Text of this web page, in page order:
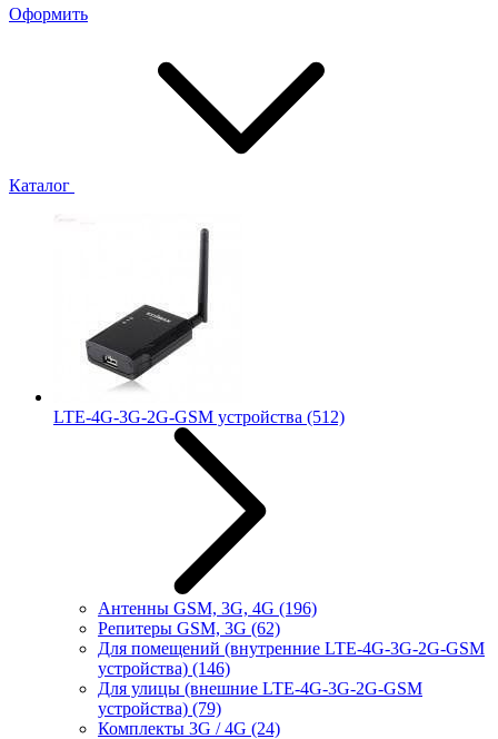
Оформить
Каталог
LTE-4G-3G-2G-GSM устройства (512)
Антенны GSM, 3G, 4G (196)
Репитеры GSM, 3G (62)
Для помещений (внутренние LTE-4G-3G-2G-GSM
устройства) (146)
Для улицы (внешние LTE-4G-3G-2G-GSM
устройства) (79)
Комплекты 3G / 4G (24)